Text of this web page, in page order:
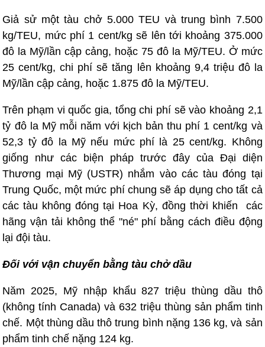
Giả sử một tàu chở 5.000 TEU và trung bình 7.500
kg/TEU, mức phí 1 cent/kg sẽ lên tới khoảng 375.000
đô la Mỹ/lần cập cảng, hoặc 75 đô la Mỹ/TEU. Ở mức
25 cent/kg, chi phí sẽ tăng lên khoảng 9,4 triệu đô la
Mỹ/lần cập cảng, hoặc 1.875 đô la Mỹ/TEU.
Trên phạm vi quốc gia, tổng chi phí sẽ vào khoảng 2,1
tỷ đô la Mỹ mỗi năm với kịch bản thu phí 1 cent/kg và
52,3 tỷ đô la Mỹ nếu mức phí là 25 cent/kg. Không
giống như các biện pháp trước đây của Đại diện
Thương mại Mỹ (USTR) nhắm vào các tàu đóng tại
Trung Quốc, một mức phí chung sẽ áp dụng cho tất cả
các tàu không đóng tại Hoa Kỳ, đồng thời khiến các
hãng vận tải không thể "né" phí bằng cách điều động
lại đội tàu.
Đối với vận chuyển bằng tàu chở dầu
Năm 2025, Mỹ nhập khẩu 827 triệu thùng dầu thô
(không tính Canada) và 632 triệu thùng sản phẩm tinh
chế. Một thùng dầu thô trung bình nặng 136 kg, và sản
phẩm tinh chế nặng 124 kg.